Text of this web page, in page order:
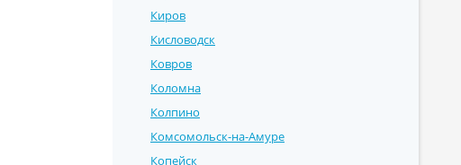
Киров
Кисловодск
Ковров
Коломна
Колпино
Комсомольск-на-Амуре
Копейск